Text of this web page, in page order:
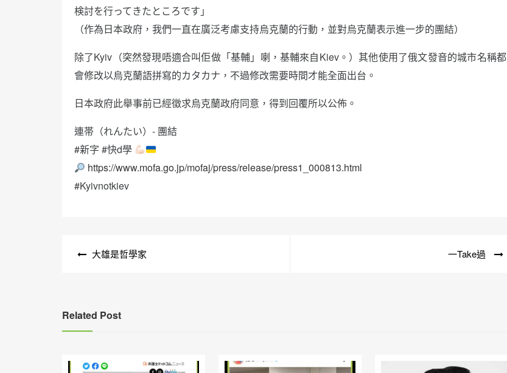
検討を行ってきたところです」
（作為日本政府，我們一直在廣泛考慮支持烏克蘭的行動，並對烏克蘭表示進一步的團結）
除了Kyiv（突然發現唔適合叫佢做「基輔」喇，基輔來自Kiev。）其他使用了俄文發音的城市名稱都
會修改以烏克蘭語拼寫的カタカナ，不過修改需要時間才能全面出台。
日本政府此舉事前已經徵求烏克蘭政府同意，得到回覆所以公佈。
連帯（れんたい）- 團結
#新字 #快d學
https://www.mofa.go.jp/mofaj/press/release/press1_000813.html
#Kyivnotkiev
大雄是哲學家 一Take過
Related Post